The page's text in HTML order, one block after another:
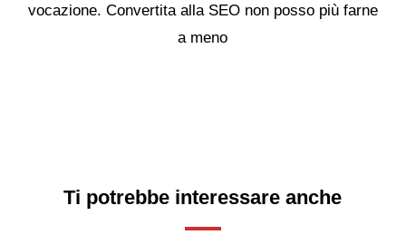
vocazione. Convertita alla SEO non posso più farne
a meno
Ti potrebbe interessare anche